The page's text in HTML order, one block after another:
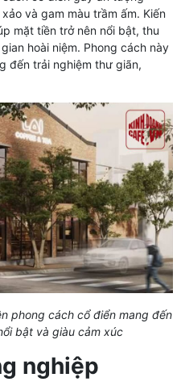
và gam màu trầm ấm. Kiến
mặt tiền trở nên nổi bật, thu
hoài niệm. Phong cách này
đến trải nghiệm thư giãn,
phong cách cổ điển mang đến
bật và giàu cảm xúc
nghiệp